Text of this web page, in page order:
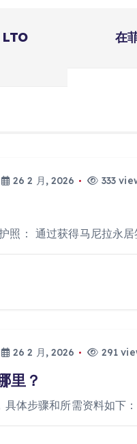
LTO
在
26 2 月, 2026 333
照： 通过获得马尼拉永
26 2 月, 2026 291
里？
具体步骤和所需资料如下